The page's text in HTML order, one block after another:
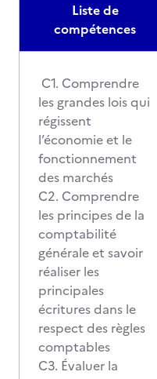
Liste de
compétences
C1. Comprendre
les grandes lois qui
régissent
l’économie et le
fonctionnement
des marchés
C2. Comprendre
les principes de la
comptabilité
générale et savoir
réaliser les
principales
écritures dans le
respect des règles
comptables
C3. Évaluer la